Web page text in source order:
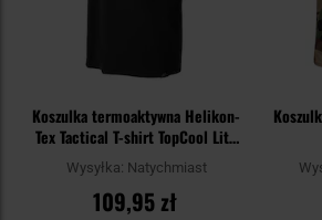
Koszulka termoaktywna Helikon-
Tex Tactical T-shirt TopCool Lite
- Black
Wysyłka: Natychmiast
109,95 zł